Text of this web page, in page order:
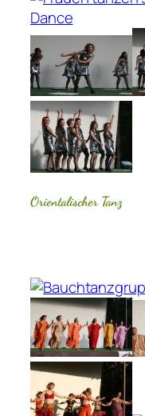
Orientalischer Tanz